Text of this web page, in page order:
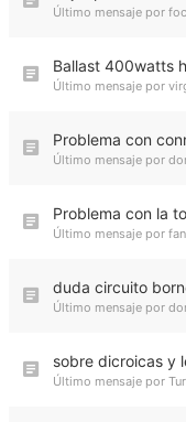
Último mensaje por
Ballast 400watts
Último mensaje por
Problema con
Último mensaje por
Problema con la
Último mensaje por
duda circuito
Último mensaje por
sobre dicroicas y
Último mensaje por